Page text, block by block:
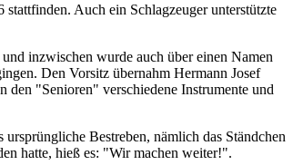
Auch ein Schlagzeuger unterstützte
inzwischen wurde auch über einen Namen
Den Vorsitz übernahm Hermann Josef
"Senioren" verschiedene Instrumente und
Bestreben, nämlich das Ständchen
hatte, hieß es: "Wir machen weiter!".